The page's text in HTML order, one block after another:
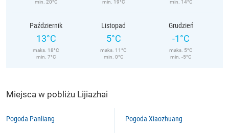
min. 20°C
min. 19°C
min. 14°C
Październik
13°C
maks. 18°C
min. 7°C
Listopad
5°C
maks. 11°C
min. 0°C
Grudzień
-1°C
maks. 5°C
min. -5°C
Miejsca w pobliżu Lijiazhai
Pogoda Panliang Pogoda Xiaozhuang